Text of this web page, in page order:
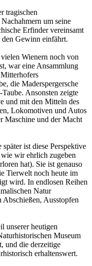
tragischen
um seine
Erfinder vereinsamt
den Gewinn einfährt.
Wienern noch von
war eine Ansammlung
die Maderspergersche
Ansonsten zeigte
und mit den Mitteln des
Lokomotiven und Autos
Maschine und der Macht
ist diese Perspektive
wir ehrlich zugeben
hat). Sie ist genauso
Tierwelt noch heute im
wird. In endlosen Reihen
Natur
Ausstopfen
unserer heutigen
Museum
und die derzeitige
erhaltenswert.